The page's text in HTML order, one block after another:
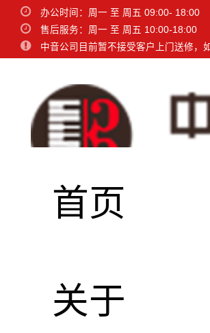
办公时间：周一 至 周五 09:00- 18:00
售后服务：周一 至 周五 10:00-18:00
中音公司目前暂不接受客户上门送修，
首页
关于